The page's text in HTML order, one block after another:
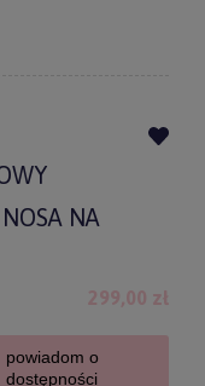
NA
299,00 zł
powiadom o
dostępności